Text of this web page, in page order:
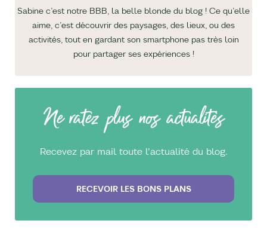
Sabine c’est notre BBB, la belle blonde du blog ! Ce qu’elle
aime, c’est découvrir des paysages, des lieux, ou des
activités, tout en gardant son smartphone pas très loin
pour partager ses expériences !
Ne ratez plus nos actualités
Recevez par mail toute l'actualité du blog.
RECEVOIR LES BONS PLANS